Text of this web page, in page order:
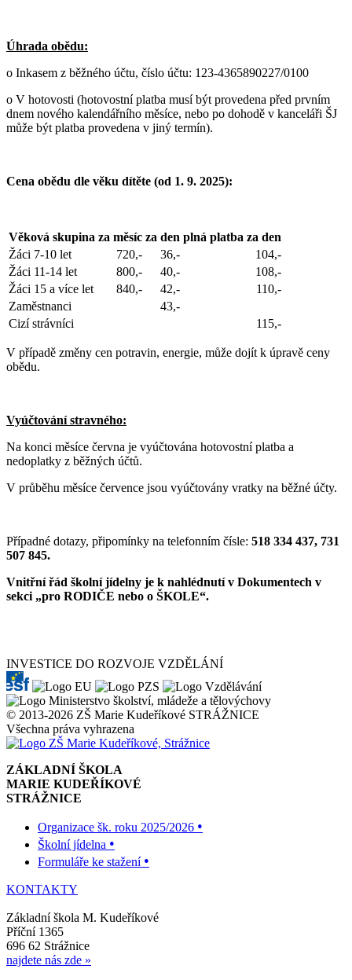
Úhrada obědu:
o Inkasem z běžného účtu, číslo účtu: 123-4365890227/0100
o V hotovosti (hotovostní platba musí být provedena před prvním
dnem nového kalendářního měsíce, nebo po dohodě v kanceláři ŠJ
může být platba provedena v jiný termín).
Cena obědu dle věku dítěte (od 1. 9. 2025):
Věková skupina za měsíc za den plná platba za den
Žáci 7-10 let
720,- 36,-
104,-
Žáci 11-14 let
800,- 40,-
108,-
Žáci 15 a více let
840,- 42,-
110,-
Zaměstnanci
43,-
Cizí strávníci
115,-
V případě změny cen potravin, energie, může dojít k úpravě ceny
obědu.
Vyúčtování stravného:
Na konci měsíce června je vyúčtována hotovostní platba a
nedoplatky z běžných účtů.
V průběhu měsíce července jsou vyúčtovány vratky na běžné účty.
Případné dotazy, připomínky na telefonním čísle: 518 334 437, 731
507 845.
Vnitřní řád školní jídelny je k nahlédnutí v Dokumentech v
sekci „pro RODIČE nebo o ŠKOLE“.
INVESTICE DO ROZVOJE VZDĚLÁNÍ
© 2013-2026 ZŠ Marie Kudeříkové STRÁŽNICE
Všechna práva vyhrazena
ZÁKLADNÍ ŠKOLA
MARIE KUDEŘÍKOVÉ
STRÁŽNICE
Organizace šk. roku 2025/2026 •
Školní jídelna •
Formuláře ke stažení •
KONTAKTY
Základní škola M. Kudeříkové
Příční 1365
696 62 Strážnice
najdete nás zde »